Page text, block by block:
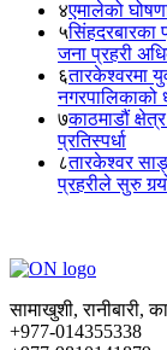
४एमालेको
५सिंहदरबारका
जना प्रहरी
६तारकेश्वरमा
नगरपालिकाको
७काठमाडौं
प्रतिस्पर्धा
८तारकेश्वर
प्रहरीले सुरु
सामाखुशी, रानीबारी,
+977-014355338